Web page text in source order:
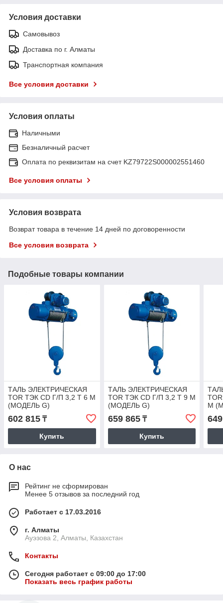
Условия доставки
Самовывоз
Доставка по г. Алматы
Транспортная компания
Все условия доставки
Условия оплаты
Наличными
Безналичный расчет
Оплата по реквизитам на счет KZ79722S000002551460
Все условия оплаты
Условия возврата
Возврат товара в течение 14 дней по договоренности
Все условия возврата
Подобные товары компании
ТАЛЬ ЭЛЕКТРИЧЕСКАЯ
TOR ТЭК CD Г/П 3,2 Т 6 М
(МОДЕЛЬ G)
602 815 ₸
Купить
ТАЛЬ ЭЛЕКТРИЧЕСКАЯ
TOR ТЭК CD Г/П 3,2 Т 9 М
(МОДЕЛЬ G)
659 865₸
Купить
М
О нас
Рейтинг не сформирован
Менее 5 отзывов за последний год
Работает с 17.03.2016
г. Алматы
Ауэзова 2, Алматы, Казахстан
Контакты
Сегодня работает с 09:00 до 17:00
Показать весь график работы